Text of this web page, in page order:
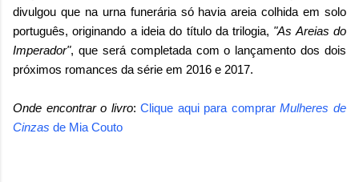
divulgou que na urna funerária só havia areia colhida em solo
português, originando a ideia do título da trilogia, "As Areias do
Imperador", que será completada com o lançamento dos dois
próximos romances da série em 2016 e 2017.
Onde encontrar o livro:Clique aqui para comprarMulheres de
Cinzas de Mia Couto